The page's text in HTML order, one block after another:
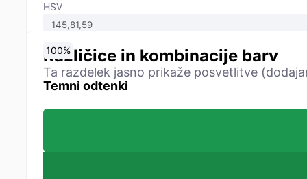
HSV
Različice in kombinacije barv
Ta razdelek jasno prikaže posvetlitve
Temni odtenki
0%
10%
20%
30%
40%
50%
60%
70%
80%
90%
100%